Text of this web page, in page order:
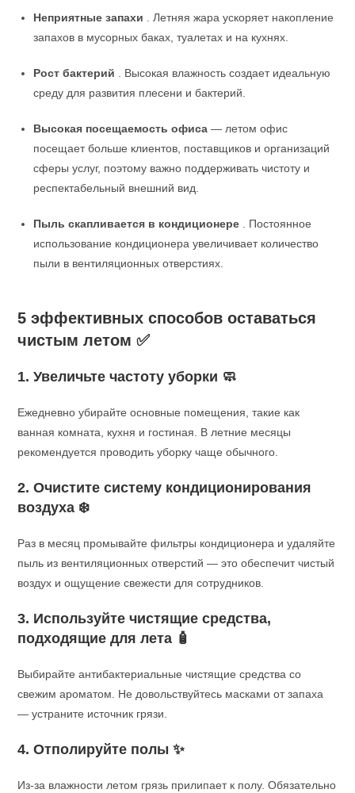
Неприятные запахи . Летняя жара ускоряет накопление
запахов в мусорных баках, туалетах и ​​на кухнях.
Рост бактерий . Высокая влажность создает идеальную
среду для развития плесени и бактерий.
Высокая посещаемость офиса — летом офис
посещает больше клиентов, поставщиков и организаций
сферы услуг, поэтому важно поддерживать чистоту и
респектабельный внешний вид.
Пыль скапливается в кондиционере . Постоянное
использование кондиционера увеличивает количество
пыли в вентиляционных отверстиях.
5 эффективных способов оставаться
чистым летом ✅
1. Увеличьте частоту уборки 🧼
Ежедневно убирайте основные помещения, такие как
ванная комната, кухня и гостиная. В летние месяцы
рекомендуется проводить уборку чаще обычного.
2. Очистите систему кондиционирования
воздуха ❄️
Раз в месяц промывайте фильтры кондиционера и удаляйте
пыль из вентиляционных отверстий — это обеспечит чистый
воздух и ощущение свежести для сотрудников.
3. Используйте чистящие средства,
подходящие для лета 🧴
Выбирайте антибактериальные чистящие средства со
свежим ароматом. Не довольствуйтесь масками от запаха
— устраните источник грязи.
4. Отполируйте полы ✨
Из-за влажности летом грязь прилипает к полу. Обязательно